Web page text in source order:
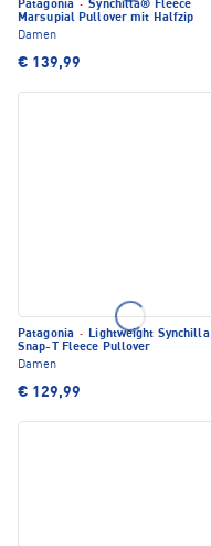
Patagonia · Synchilla® Fleece
Marsupial Pullover mit Halfzip
Damen
€ 139,99
Patagonia · Lightweight Synchilla
Snap-T Fleece Pullover
Damen
€ 129,99